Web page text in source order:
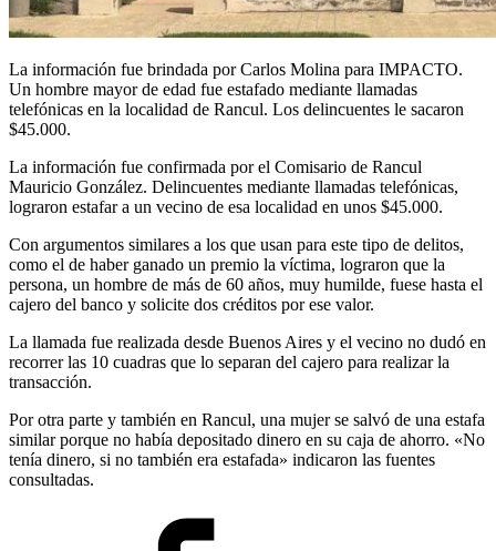
La información fue brindada por Carlos Molina para IMPACTO.
Un hombre mayor de edad fue estafado mediante llamadas
telefónicas en la localidad de Rancul. Los delincuentes le sacaron
$45.000.
La información fue confirmada por el Comisario de Rancul
Mauricio González. Delincuentes mediante llamadas telefónicas,
lograron estafar a un vecino de esa localidad en unos $45.000.
Con argumentos similares a los que usan para este tipo de delitos,
como el de haber ganado un premio la víctima, lograron que la
persona, un hombre de más de 60 años, muy humilde, fuese hasta el
cajero del banco y solicite dos créditos por ese valor.
La llamada fue realizada desde Buenos Aires y el vecino no dudó en
recorrer las 10 cuadras que lo separan del cajero para realizar la
transacción.
Por otra parte y también en Rancul, una mujer se salvó de una estafa
similar porque no había depositado dinero en su caja de ahorro. «No
tenía dinero, si no también era estafada» indicaron las fuentes
consultadas.